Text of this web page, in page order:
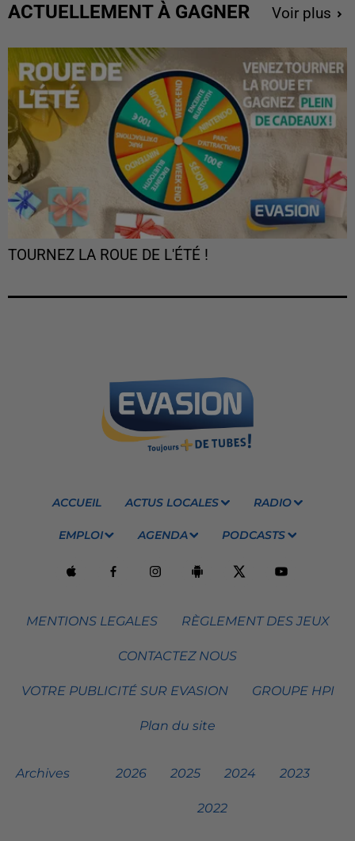
ACTUELLEMENT À GAGNER Voir plus
TOURNEZ LA ROUE DE L'ÉTÉ !
ACCUEIL ACTUS LOCALES RADIO
EMPLOI AGENDA PODCASTS
MENTIONS LEGALES RÈGLEMENT DES JEUX
CONTACTEZ NOUS
VOTRE PUBLICITÉ SUR EVASION GROUPE HPI
Plan du site
Archives 2026 2025 2024 2023
2022